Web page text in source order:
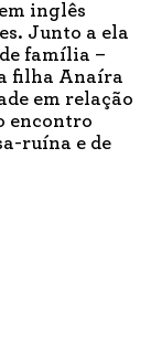
inglês
Junto a ela
família –
filha Anaíra
em relação
encontro
ruína e de